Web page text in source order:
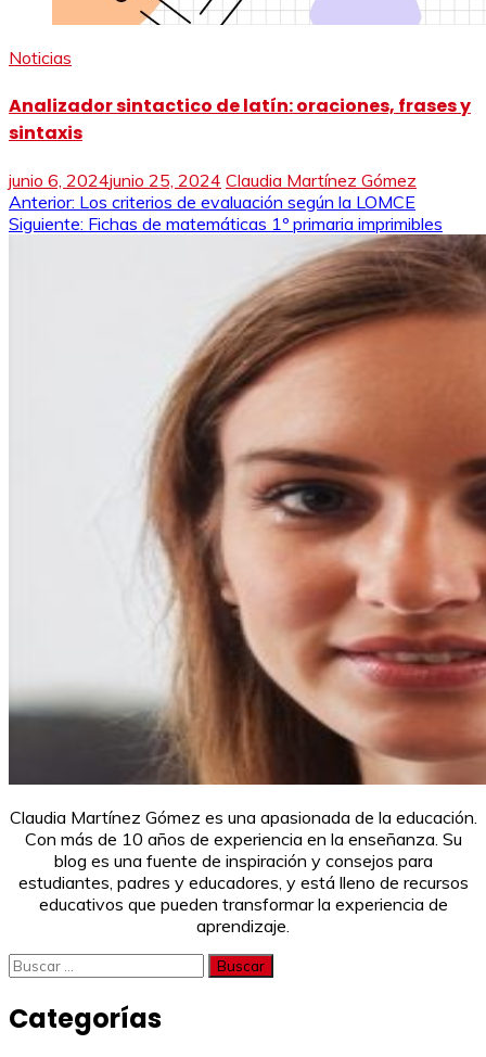
Noticias
Analizador sintactico de latín: oraciones, frases y
sintaxis
junio 6, 2024junio 25, 2024 Claudia Martínez Gómez
Navegación
de
Anterior: Los criterios de evaluación según la LOMCE
Siguiente: Fichas de matemáticas 1º primaria imprimibles
Claudia Martínez Gómez es una apasionada de la educación.
Con más de 10 años de experiencia en la enseñanza. Su
blog es una fuente de inspiración y consejos para
estudiantes, padres y educadores, y está lleno de recursos
educativos que pueden transformar la experiencia de
aprendizaje.
Buscar:
Categorías